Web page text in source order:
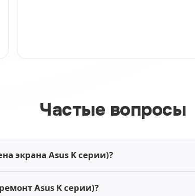
Частые вопросы
экрана Asus K серии)?
Asus K серии)?